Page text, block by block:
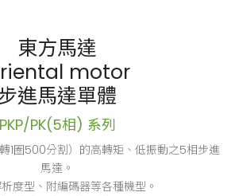
東方馬達
motor
進馬達單體
PKP/PK(5相) 系列
1圈500分割）的高轉矩、低振動之5相步進
馬達。
度型、附編碼器等各種機型。